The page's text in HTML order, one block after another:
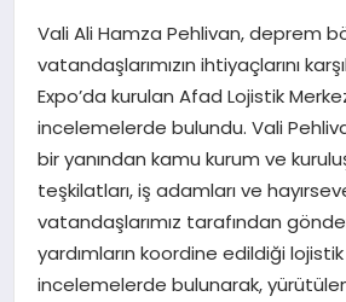
KÜLTÜR SANAT
MAGAZİN
Vali Ali Hamza Pehlivan, deprem
vatandaşlarımızın ihtiyaçlarını
Expo’da kurulan Afad Lojistik
incelemelerde bulundu. Vali
bir yanından kamu kurum ve
teşkilatları, iş adamları ve
vatandaşlarımız tarafından
yardımların koordine edildiği
incelemelerde bulunarak,